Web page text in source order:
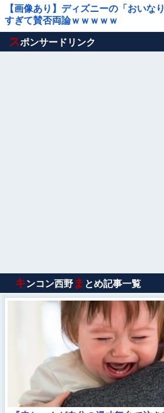
【画像あり】ディズニーの「おいな
すぎて賛否両論ｗｗｗｗｗ
Powered by livedoor 相互RSS
スポンサードリンク
キンコン西野ま とめ記事一覧